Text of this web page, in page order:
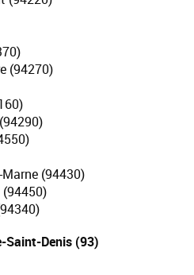
(94270)
(94430)
(94450)
Saint-Denis (93)